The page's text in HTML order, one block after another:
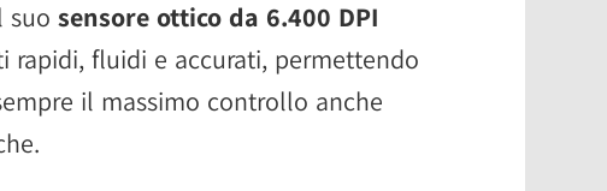
suo sensore ottico da 6.400 DPI
rapidi, fluidi e accurati, permettendo
il massimo controllo anche